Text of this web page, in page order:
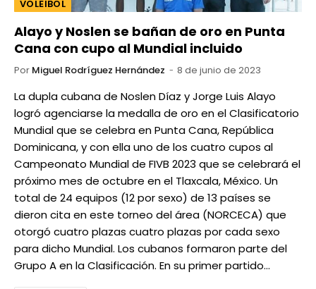
VOLEIBOL
Alayo y Noslen se bañan de oro en Punta
Cana con cupo al Mundial incluido
Por Miguel Rodríguez Hernández 8 de junio de 2023
La dupla cubana de Noslen Díaz y Jorge Luis Alayo
logró agenciarse la medalla de oro en el Clasificatorio
Mundial que se celebra en Punta Cana, República
Dominicana, y con ella uno de los cuatro cupos al
Campeonato Mundial de FIVB 2023 que se celebrará el
próximo mes de octubre en el Tlaxcala, México. Un
total de 24 equipos (12 por sexo) de 13 países se
dieron cita en este torneo del área (NORCECA) que
otorgó cuatro plazas cuatro plazas por cada sexo
para dicho Mundial. Los cubanos formaron parte del
Grupo A en la Clasificación. En su primer partido…